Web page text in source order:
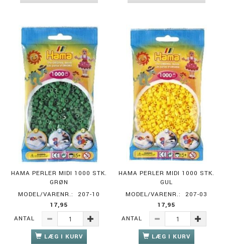
HAMA PERLER MIDI 1000 STK.
GRØN
MODEL/VARENR.:
207-10
17,95
ANTAL
LÆG I KURV
HAMA PERLER MIDI 1000 STK.
GUL
MODEL/VARENR.:
207-03
17,95
ANTAL
LÆG I KURV